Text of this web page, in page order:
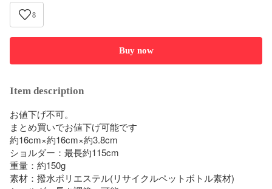
8
Buy now
Item description
お値下げ不可。
まとめ買いでお値下げ可能です
約16cm×約16cm×約3.8cm
ショルダー：最長約115cm
重量：約150g
素材：撥水ポリエステル(リサイクルペットボトル素材)